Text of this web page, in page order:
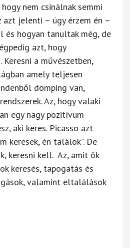
nem csinálnak semmi
azt jelenti – úgy érzem én –
és hogyan tanultak még, de
azt, hogy
a művészetben,
amely teljesen
dömping van,
Az, hogy valaki
egy nagy pozitívum
aki keres. Picasso azt
keresek, én találok”. De
keresni kell. Az, amit ők
keresés, tapogatás és
valamint eltalálások